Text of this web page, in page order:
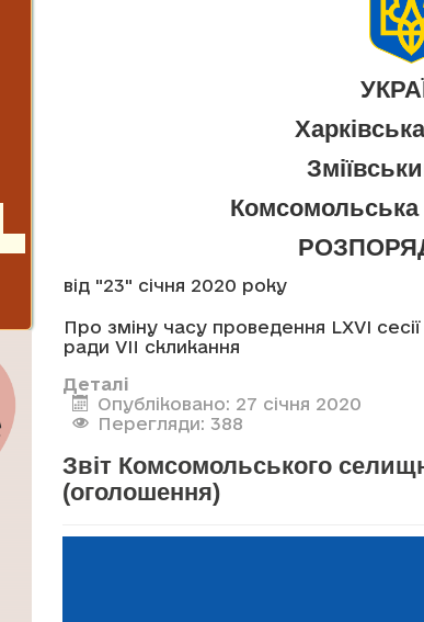
від "23" січня 2020 року
Про зміну часу проведення LXVI
ради VII скликання
Деталі
Опубліковано: 27 січня 2020
Перегляди: 388
Звіт Комсомольського
(оголошення)